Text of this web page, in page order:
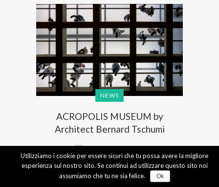
NEWS
ACROPOLIS MUSEUM by
Architect Bernard Tschumi
23 Ottobre 2024
Utilizziamo i cookie per essere sicuri che tu possa avere la migliore
esperienza sul nostro sito. Se continui ad utilizzare questo sito noi
assumiamo che tu ne sia felice.
Ok